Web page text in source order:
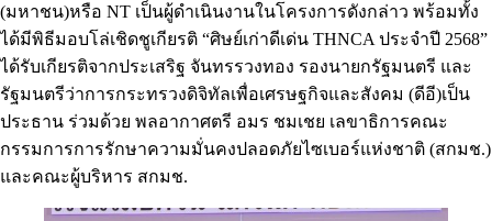
(มหาชน)หรือ NT เป็นผู้ดำเนินงานในโครงการดังกล่าว พร้อมทั้ง
ได้มีพิธีมอบโล่เชิดชูเกียรติ “ศิษย์เก่าดีเด่น THNCA ประจำปี 2568”
ได้รับเกียรติจากประเสริฐ จันทรรวงทอง รองนายกรัฐมนตรี และ
รัฐมนตรีว่าการกระทรวงดิจิทัลเพื่อเศรษฐกิจและสังคม (ดีอี)เป็น
ประธาน ร่วมด้วย พลอากาศตรี อมร ชมเชย เลขาธิการคณะ
กรรมการการรักษาความมั่นคงปลอดภัยไซเบอร์แห่งชาติ (สกมช.)
และคณะผู้บริหาร สกมช.